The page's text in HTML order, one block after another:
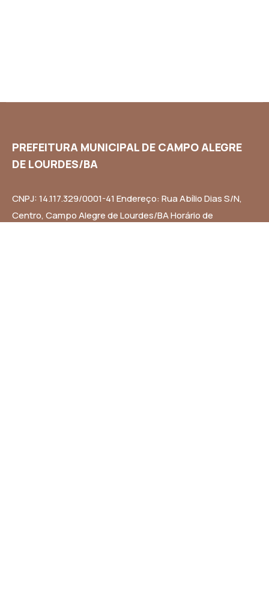
PREFEITURA MUNICIPAL DE CAMPO ALEGRE
DE LOURDES/BA
CNPJ: 14.117.329/0001-41 Endereço: Rua Abílio Dias S/N,
Centro, Campo Alegre de Lourdes/BA Horário de